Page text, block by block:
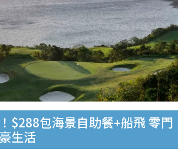
$288包海景自助餐+船飛 零門
生活